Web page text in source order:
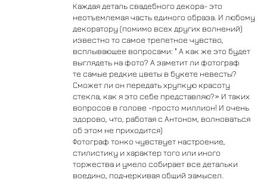
Каждая деталь свадебного декора- это
неотъемлемая часть единого образа. И любому
декоратору (помимо всех других волнений)
известно то самое трепетное чувство,
всплывающее вопросами: " А как же это будет
выглядеть на фото? А заметит ли фотограф
те самые редкие цветы в букете невесты?
Сможет ли он передать хрупкую красоту
стекла, как я это себе представляю?» И таких
вопросов в голове -просто миллион! И очень
здорово, что, работая с Антоном, волноваться
об этом не приходится)
Фотограф тонко чувствует настроение,
стилистику и характер того или иного
торжества и умело собирает все детальки
воедино, подчеркивая общий замысел.